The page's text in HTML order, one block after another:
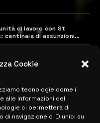
Cookie
tecnologie come i
alle informazioni del
ci permetterà di
navigazione o ID unici su
di lavoro con St
centinaia di assunzioni